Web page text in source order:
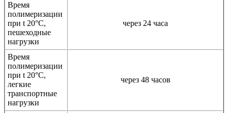
Время
полимеризации
при t 20°C,
пешеходные
нагрузки
через 24 часа
Время
полимеризации
при t 20°C,
легкие
транспортные
нагрузки
через 48 часов